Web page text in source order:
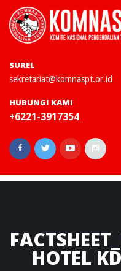
SUREL
sekretariat@komnaspt.or.id
HUBUNGI KAMI
+6221-3917354
HOTEL